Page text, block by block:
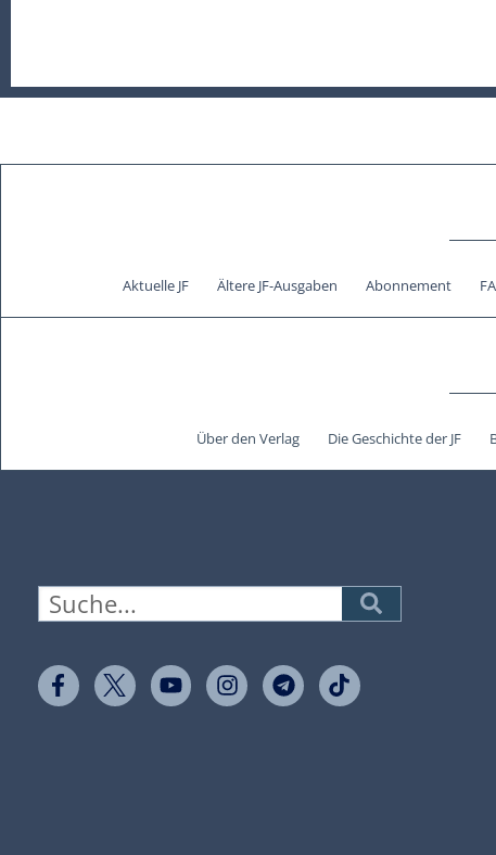
Aktuelle JF Ältere JF-Ausgaben Abonnement
Über den Verlag Die Geschichte der JF